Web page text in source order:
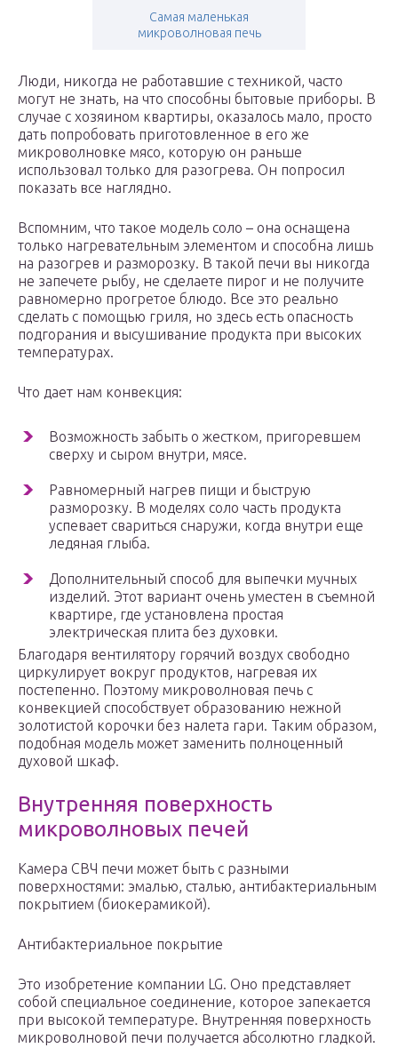
Самая маленькая
микроволновая печь
Люди, никогда не работавшие с техникой, часто
могут не знать, на что способны бытовые приборы. В
случае с хозяином квартиры, оказалось мало, просто
дать попробовать приготовленное в его же
микроволновке мясо, которую он раньше
использовал только для разогрева. Он попросил
показать все наглядно.
Вспомним, что такое модель соло – она оснащена
только нагревательным элементом и способна лишь
на разогрев и разморозку. В такой печи вы никогда
не запечете рыбу, не сделаете пирог и не получите
равномерно прогретое блюдо. Все это реально
сделать с помощью гриля, но здесь есть опасность
подгорания и высушивание продукта при высоких
температурах.
Что дает нам конвекция:
Возможность забыть о жестком, пригоревшем
сверху и сыром внутри, мясе.
Равномерный нагрев пищи и быструю
разморозку. В моделях соло часть продукта
успевает свариться снаружи, когда внутри еще
ледяная глыба.
Дополнительный способ для выпечки мучных
изделий. Этот вариант очень уместен в съемной
квартире, где установлена простая
электрическая плита без духовки.
Благодаря вентилятору горячий воздух свободно
циркулирует вокруг продуктов, нагревая их
постепенно. Поэтому микроволновая печь с
конвекцией способствует образованию нежной
золотистой корочки без налета гари. Таким образом,
подобная модель может заменить полноценный
духовой шкаф.
Внутренняя поверхность
микроволновых печей
Камера СВЧ печи может быть с разными
поверхностями: эмалью, сталью, антибактериальным
покрытием (биокерамикой).
Антибактериальное покрытие
Это изобретение компании LG. Оно представляет
собой специальное соединение, которое запекается
при высокой температуре. Внутренняя поверхность
микроволновой печи получается абсолютно гладкой.